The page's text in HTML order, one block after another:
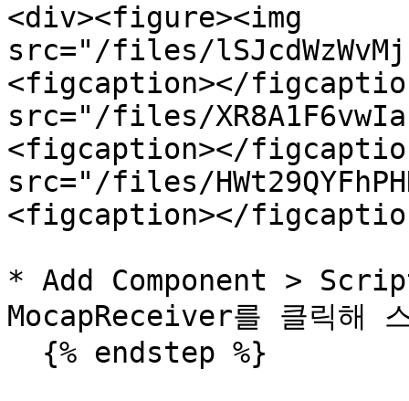
<div><figure><img
src="/files/
<figcaption></
src="/files/
<figcaption></
src="/files/
<figcaption></
* Add Component >
MocapReceiver를 클릭해